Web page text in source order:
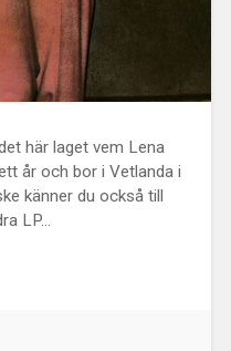
här laget vem Lena
år och bor i Vetlanda i
känner du också till
LP…